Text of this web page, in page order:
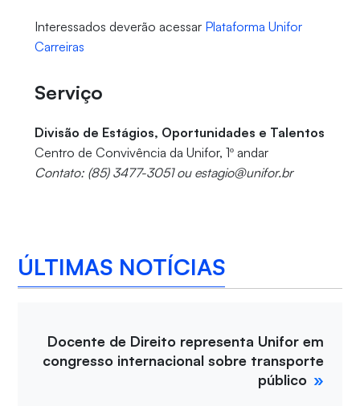
Interessados deverão acessar Plataforma Unifor
Carreiras
Serviço
Divisão de Estágios, Oportunidades e Talentos
Centro de Convivência da Unifor, 1º andar
Contato: (85) 3477-3051 ou estagio@unifor.br
ÚLTIMAS NOTÍCIAS
Docente de Direito representa Unifor em
congresso internacional sobre transporte
público